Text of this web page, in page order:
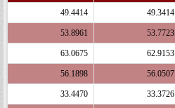
49.3414
49.4414
53.7723
53.8961
62.9153
63.0675
56.0507
56.1898
33.3726
33.4470